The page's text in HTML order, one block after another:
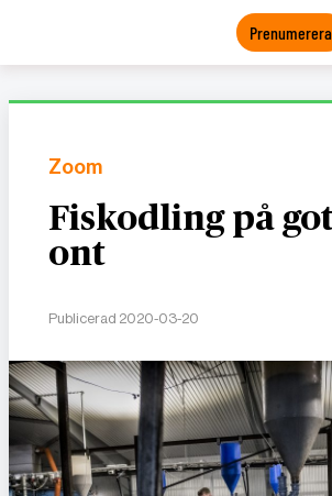
Prenumerera
Zoom
Fiskodling på
ont
Publicerad 2020-03-20